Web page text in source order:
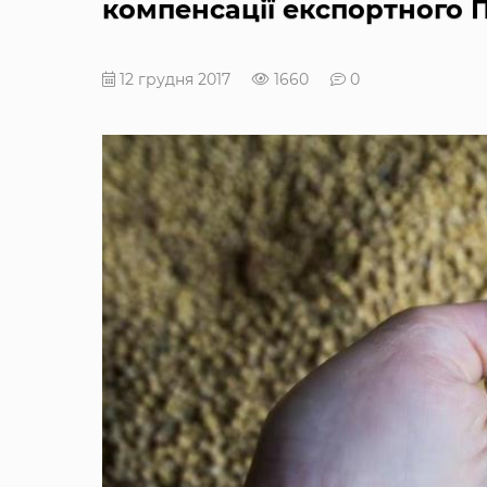
компенсації експортного
12 грудня 2017 1660 0